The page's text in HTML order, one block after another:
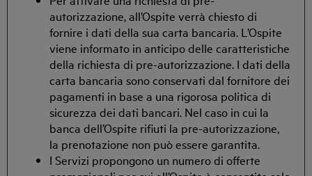
autorizzazione, all’Ospite verrà chiesto di
fornire i dati della sua carta bancaria. L’Ospite
viene informato in anticipo delle caratteristiche
della richiesta di pre-autorizzazione. I dati della
carta bancaria sono conservati dal fornitore dei
pagamenti in base a una rigorosa politica di
sicurezza dei dati bancari. Nel caso in cui la
banca dell’Ospite rifiuti la pre-autorizzazione,
la prenotazione non può essere garantita.
I Servizi propongono un numero di offerte